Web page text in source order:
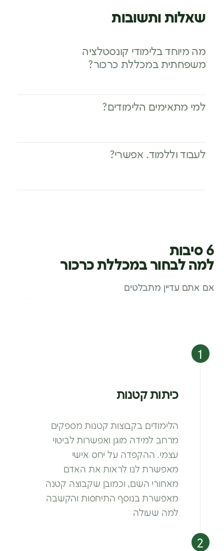
שאלות ותשובות
מה מיוחד בלימודי קונסטלציה
משפחתית במכללת כרכור?
למי מתאימים הלימודים?
לעבוד וללמוד. אפשרי?
6 סיבות
למה לבחור במכללת כרכור
אם אתם עדיין מתבלטים
כיתות קטנות
הלימודים בקבוצות קטנות מספקים
מרחב למידה מוגן ואפשרות לביטוי
עצמי. ההקפדה על יחס אישי
מאפשרת לנו לראות את האדם
מאחורי השם, וכמובן שקבוצה קטנה
מאפשרתבנוסף התיחסות והקשבה
למה שעולה